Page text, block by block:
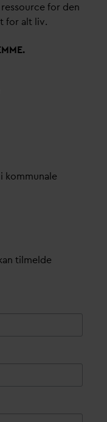
for den
for alt liv.
kommunale
tilmelde